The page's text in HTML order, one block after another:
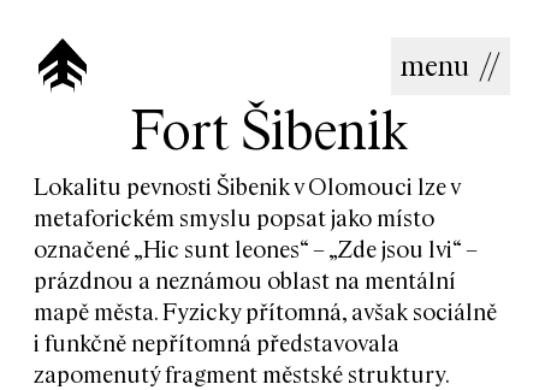
menu //
Fort Šibenik
Lokalitu pevnosti Šibenik v Olomouci lze v
metaforickém smyslu popsat jako místo
označené „Hic sunt leones“ – „Zde jsou lvi“ –
prázdnou a neznámou oblast na mentální
mapě města. Fyzicky přítomná, avšak sociálně
i funkčně nepřítomná představovala
zapomenutý fragment městské struktury.